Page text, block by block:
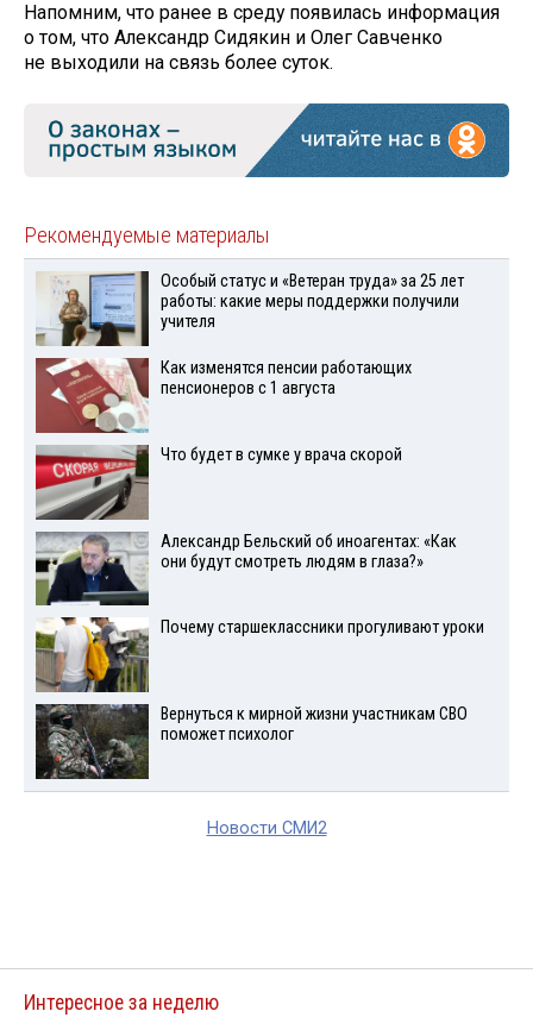
Напомним, что ранее в среду появилась информация
о том, что Александр Сидякин и Олег Савченко
не выходили на связь более суток.
Рекомендуемые материалы
Особый статус и «Ветеран труда» за 25 лет
работы: какие меры поддержки получили
учителя
Как изменятся пенсии работающих
пенсионеров с 1 августа
Что будет в сумке у врача скорой
Александр Бельский об иноагентах: «Как
они будут смотреть людям в глаза?»
Почему старшеклассники прогуливают уроки
Вернуться к мирной жизни участникам СВО
поможет психолог
Новости СМИ2
Интересное за неделю